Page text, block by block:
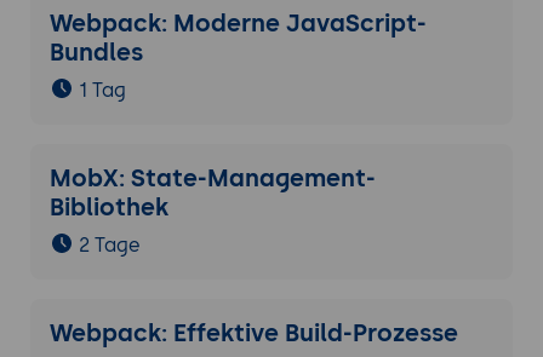
Webpack: Moderne JavaScript-
Bundles
1 Tag
MobX: State-Management-
Bibliothek
2 Tage
Webpack: Effektive Build-Prozesse